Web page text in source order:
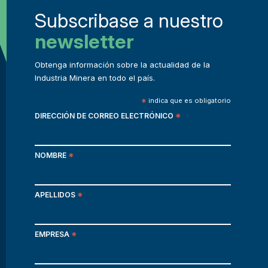
Subscribase a nuestro
newsletter
Obtenga información sobre la actualidad de la
Industria Minera en todo el país.
* indica que es obligatorio
DIRECCIÓN DE CORREO ELECTRÓNICO *
NOMBRE *
APELLIDOS *
EMPRESA *